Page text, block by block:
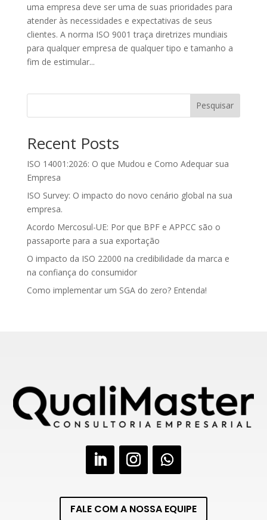
uma empresa deve ser uma de suas prioridades para
atender às necessidades e expectativas de seus
clientes. A norma ISO 9001 traça diretrizes mundiais
para qualquer empresa de qualquer tipo e tamanho a
fim de estimular...
Pesquisar
Recent Posts
ISO 14001:2026: O que Mudou e Como Adequar sua
Empresa
ISO Survey: O impacto do novo cenário global na sua
empresa.
Acordo Mercosul-UE: Por que BPF e APPCC são o
passaporte para a sua exportação
O impacto da ISO 22000 na credibilidade da marca e
na confiança do consumidor
Como implementar um SGA do zero? Entenda!
FALE COM A NOSSA EQUIPE